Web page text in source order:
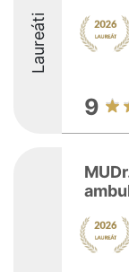
Laureáti
9